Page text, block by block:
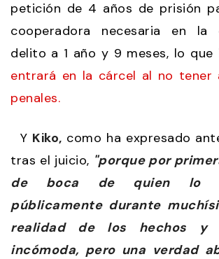
petición de 4 años de prisión
cooperadora necesaria en la
delito a 1 año y 9 meses, lo que
entrará en la cárcel al no tener
penales.
Y Kiko, como ha expresado
tras el juicio, "porque por
de boca de quien lo
públicamente durante
realidad de los hechos y
incómoda, pero una verdad